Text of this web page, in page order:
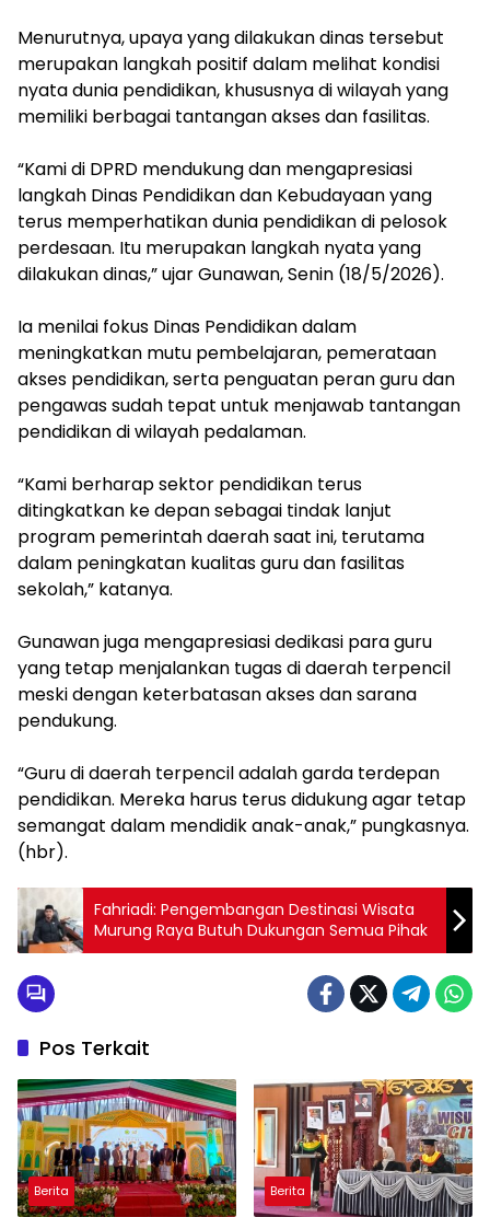
Menurutnya, upaya yang dilakukan dinas tersebut
merupakan langkah positif dalam melihat kondisi
nyata dunia pendidikan, khususnya di wilayah yang
memiliki berbagai tantangan akses dan fasilitas.
“Kami di DPRD mendukung dan mengapresiasi
langkah Dinas Pendidikan dan Kebudayaan yang
terus memperhatikan dunia pendidikan di pelosok
perdesaan. Itu merupakan langkah nyata yang
dilakukan dinas,” ujar Gunawan, Senin (18/5/2026).
Ia menilai fokus Dinas Pendidikan dalam
meningkatkan mutu pembelajaran, pemerataan
akses pendidikan, serta penguatan peran guru dan
pengawas sudah tepat untuk menjawab tantangan
pendidikan di wilayah pedalaman.
“Kami berharap sektor pendidikan terus
ditingkatkan ke depan sebagai tindak lanjut
program pemerintah daerah saat ini, terutama
dalam peningkatan kualitas guru dan fasilitas
sekolah,” katanya.
Gunawan juga mengapresiasi dedikasi para guru
yang tetap menjalankan tugas di daerah terpencil
meski dengan keterbatasan akses dan sarana
pendukung.
“Guru di daerah terpencil adalah garda terdepan
pendidikan. Mereka harus terus didukung agar tetap
semangat dalam mendidik anak-anak,” pungkasnya.
(hbr).
Fahriadi: Pengembangan Destinasi Wisata
Murung Raya Butuh Dukungan Semua Pihak
Pos Terkait
Berita Berita